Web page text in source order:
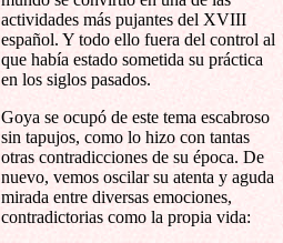
actividades más pujantes del XVIII
español. Y todo ello fuera del control al
que había estado sometida su práctica
en los siglos pasados.
Goya se ocupó de este tema escabroso
sin tapujos, como lo hizo con tantas
otras contradicciones de su época. De
nuevo, vemos oscilar su atenta y aguda
mirada entre diversas emociones,
contradictorias como la propia vida: